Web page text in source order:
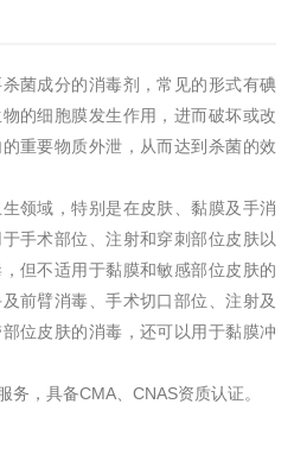
菌成分的消毒剂，常见的形式有碘
的细胞膜发生作用，进而破坏或改
重要物质外泄，从而达到杀菌的效
领域，特别是在皮肤、黏膜及手消
手术部位、注射和穿刺部位皮肤以
但不适用于黏膜和敏感部位皮肤的
前臂消毒、手术切口部位、注射及
位皮肤的消毒，还可以用于黏膜冲
，具备CMA、CNAS资质认证。